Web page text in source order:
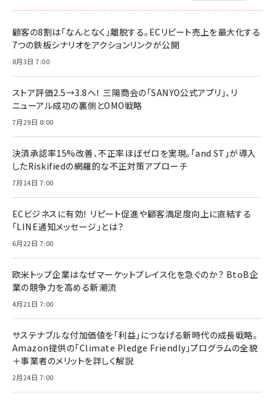
顧客の8割は「なんとなく」離脱する。ECリピート売上を最大化する
7つの鉄板シナリオをアクションリンクが公開
8月3日 7:00
ストア評価2.5→3.8へ！ 三陽商会の「SANYO公式アプリ」、リ
ニューアル成功の裏側とOMO戦略
7月29日 8:00
決済承認率15%改善、不正率ほぼゼロを実現。「and ST」が導入
したRiskifiedの網羅的な不正対策アプローチ
7月14日 7:00
ECビジネスに有効！ リピート促進や顧客満足度向上に直結する
「LINE通知メッセージ」とは？
6月22日 7:00
欧米トップ企業はなぜマーケットプレイス化を急ぐのか？ BtoB企
業の競争力を高める新潮流
4月21日 7:00
サステナブルな付加価値を「利益」につなげる新時代の成長戦略。
Amazon提供の「Climate Pledge Friendly」プログラムの全貌
＋事業者のメリットを詳しく解説
2月24日 7:00